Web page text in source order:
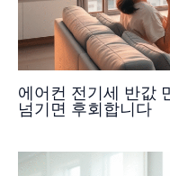
에어컨 전기세 반값
넘기면 후회합니다